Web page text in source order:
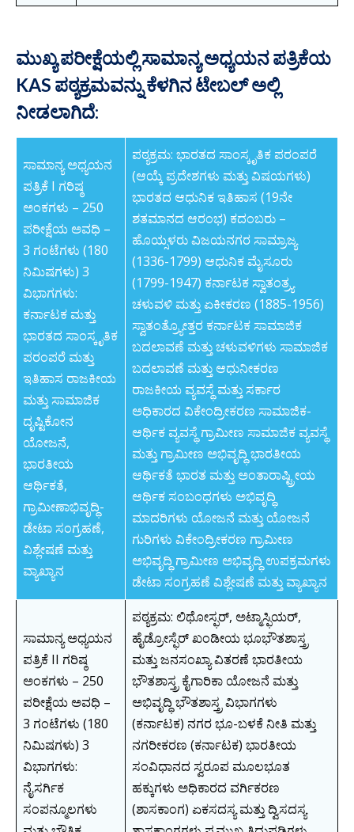
ಮುಖ್ಯ ಪರೀಕ್ಷೆಯಲ್ಲಿ ಸಾಮಾನ್ಯ ಅಧ್ಯಯನ ಪತ್ರಿಕೆಯ
KAS ಪಠ್ಯಕ್ರಮವನ್ನು ಕೆಳಗಿನ ಟೇಬಲ್ ಅಲ್ಲಿ
ನೀಡಲಾಗಿದೆ:
ಸಾಮಾನ್ಯ ಅಧ್ಯಯನ
ಪತ್ರಿಕೆ I ಗರಿಷ್ಠ
ಅಂಕಗಳು – 250
ಪರೀಕ್ಷೆಯ ಅವಧಿ –
3 ಗಂಟೆಗಳು (180
ನಿಮಿಷಗಳು) 3
ವಿಭಾಗಗಳು:
ಕರ್ನಾಟಕ ಮತ್ತು
ಭಾರತದ ಸಾಂಸ್ಕೃತಿಕ
ಪರಂಪರೆ ಮತ್ತು
ಇತಿಹಾಸ ರಾಜಕೀಯ
ಮತ್ತು ಸಾಮಾಜಿಕ
ದೃಷ್ಟಿಕೋನ
ಯೋಜನೆ,
ಭಾರತೀಯ
ಆರ್ಥಿಕತೆ,
ಗ್ರಾಮೀಣಾಭಿವೃದ್ಧಿ-
ಡೇಟಾ ಸಂಗ್ರಹಣೆ,
ವಿಶ್ಲೇಷಣೆ ಮತ್ತು
ವ್ಯಾಖ್ಯಾನ
ಪಠ್ಯಕ್ರಮ: ಭಾರತದ ಸಾಂಸ್ಕೃತಿಕ ಪರಂಪರೆ
(ಆಯ್ಕೆ ಪ್ರದೇಶಗಳು ಮತ್ತು ವಿಷಯಗಳು)
ಭಾರತದ ಆಧುನಿಕ ಇತಿಹಾಸ (19ನೇ
ಶತಮಾನದ ಆರಂಭ) ಕದಂಬರು –
ಹೊಯ್ಸಳರು ವಿಜಯನಗರ ಸಾಮ್ರಾಜ್ಯ
(1336-1799) ಆಧುನಿಕ ಮೈಸೂರು
(1799-1947) ಕರ್ನಾಟಕ ಸ್ವಾತಂತ್ರ್ಯ
ಚಳುವಳಿ ಮತ್ತು ಏಕೀಕರಣ (1885-1956)
ಸ್ವಾತಂತ್ರ್ಯೋತ್ತರ ಕರ್ನಾಟಕ ಸಾಮಾಜಿಕ
ಬದಲಾವಣೆ ಮತ್ತು ಚಳುವಳಿಗಳು ಸಾಮಾಜಿಕ
ಬದಲಾವಣೆ ಮತ್ತು ಆಧುನೀಕರಣ
ರಾಜಕೀಯ ವ್ಯವಸ್ಥೆ ಮತ್ತು ಸರ್ಕಾರ
ಅಧಿಕಾರದ ವಿಕೇಂದ್ರೀಕರಣ ಸಾಮಾಜಿಕ-
ಆರ್ಥಿಕ ವ್ಯವಸ್ಥೆ ಗ್ರಾಮೀಣ ಸಾಮಾಜಿಕ ವ್ಯವಸ್ಥೆ
ಮತ್ತು ಗ್ರಾಮೀಣ ಅಭಿವೃದ್ಧಿ ಭಾರತೀಯ
ಆರ್ಥಿಕತೆ ಭಾರತ ಮತ್ತು ಅಂತಾರಾಷ್ಟ್ರೀಯ
ಆರ್ಥಿಕ ಸಂಬಂಧಗಳು ಅಭಿವೃದ್ಧಿ
ಮಾದರಿಗಳು ಯೋಜನೆ ಮತ್ತು ಯೋಜನೆ
ಗುರಿಗಳು ವಿಕೇಂದ್ರೀಕರಣ ಗ್ರಾಮೀಣ
ಅಭಿವೃದ್ಧಿ ಗ್ರಾಮೀಣ ಅಭಿವೃದ್ಧಿ ಉಪಕ್ರಮಗಳು
ಡೇಟಾ ಸಂಗ್ರಹಣೆ ವಿಶ್ಲೇಷಣೆ ಮತ್ತು ವ್ಯಾಖ್ಯಾನ
ಸಾಮಾನ್ಯ ಅಧ್ಯಯನ
ಪತ್ರಿಕೆ II ಗರಿಷ್ಠ
ಅಂಕಗಳು – 250
ಪರೀಕ್ಷೆಯ ಅವಧಿ –
3 ಗಂಟೆಗಳು (180
ನಿಮಿಷಗಳು) 3
ವಿಭಾಗಗಳು:
ನೈಸರ್ಗಿಕ
ಸಂಪನ್ಮೂಲಗಳು
ಪಠ್ಯಕ್ರಮ: ಲಿಥೋಸ್ಫರ್, ಅಟ್ಮಾಸ್ಫಿಯರ್,
ಹೈಡ್ರೋಸ್ಫೆರ್ ಖಂಡೀಯ ಭೂಭೌತಶಾಸ್ತ್ರ
ಮತ್ತು ಜನಸಂಖ್ಯಾ ವಿತರಣೆ ಭಾರತೀಯ
ಭೌತಶಾಸ್ತ್ರ ಕೈಗಾರಿಕಾ ಯೋಜನೆ ಮತ್ತು
ಅಭಿವೃದ್ಧಿ ಭೌತಶಾಸ್ತ್ರ ವಿಭಾಗಗಳು
(ಕರ್ನಾಟಕ) ನಗರ ಭೂ-ಬಳಕೆ ನೀತಿ ಮತ್ತು
ನಗರೀಕರಣ (ಕರ್ನಾಟಕ) ಭಾರತೀಯ
ಸಂವಿಧಾನದ ಸ್ವರೂಪ ಮೂಲಭೂತ
ಹಕ್ಕುಗಳು ಅಧಿಕಾರದ ವರ್ಗಿಕರಣ
(ಶಾಸಕಾಂಗ) ಏಕಸದಸ್ಯ ಮತ್ತು ದ್ವಿಸದಸ್ಯ